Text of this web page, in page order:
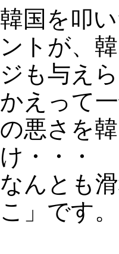
韓国を叩
ントが、
ジも与え
かえって
の悪さを
け・・・
なんとも
こ」です。